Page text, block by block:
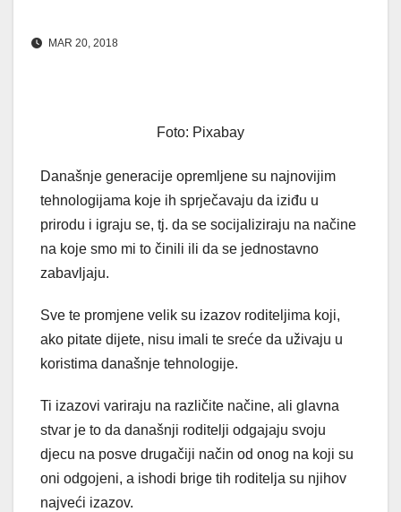
MAR 20, 2018
Foto: Pixabay
Današnje generacije opremljene su najnovijim
tehnologijama koje ih sprječavaju da iziđu u
prirodu i igraju se, tj. da se socijaliziraju na načine
na koje smo mi to činili ili da se jednostavno
zabavljaju.
Sve te promjene velik su izazov roditeljima koji,
ako pitate dijete, nisu imali te sreće da uživaju u
koristima današnje tehnologije.
Ti izazovi variraju na različite načine, ali glavna
stvar je to da današnji roditelji odgajaju svoju
djecu na posve drugačiji način od onog na koji su
oni odgojeni, a ishodi brige tih roditelja su njihov
najveći izazov.